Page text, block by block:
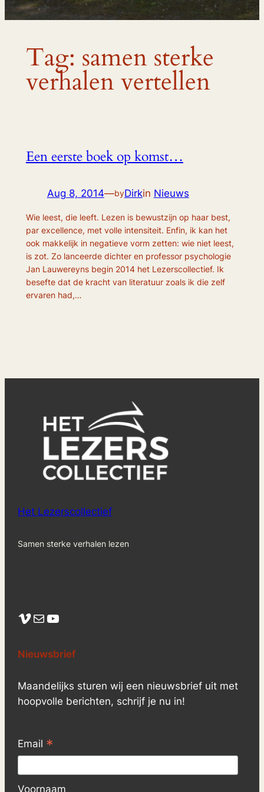
Tag: samen sterke
verhalen vertellen
Een eerste boek op komst…
Aug 8, 2014—byDirkin Nieuws
Wie leest, die leeft. Lezen is bewustzijn op haar best,
par excellence, met volle intensiteit. Enfin, ik kan het
ook makkelijk in negatieve vorm zetten: wie niet leest,
is zot. Zo lanceerde dichter en professor psychologie
Jan Lauwereyns begin 2014 het Lezerscollectief. Ik
besefte dat de kracht van literatuur zoals ik die zelf
ervaren had,…
Het Lezerscollectief
Samen sterke verhalen lezen
Vimeo Mail YouTube
Nieuwsbrief
Maandelijks sturen wij een nieuwsbrief uit met
hoopvolle berichten, schrijf je nu in!
Email *
Voornaam